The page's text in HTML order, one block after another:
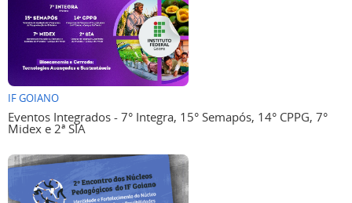
IF GOIANO
Eventos Integrados - 7° Integra, 15° Semapós, 14° CPPG, 7°
Midex e 2ª SIA